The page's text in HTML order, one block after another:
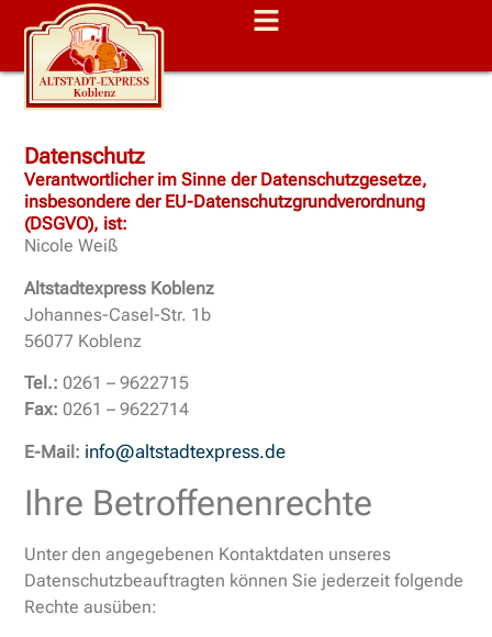
Datenschutz
Verantwortlicher im Sinne der Datenschutzgesetze,
insbesondere der EU-Datenschutzgrundverordnung
(DSGVO), ist:
Nicole Weiß
Altstadtexpress Koblenz
Johannes-Casel-Str. 1b
56077 Koblenz
Tel.: 0261 – 9622715
Fax: 0261 – 9622714
E-Mail: info@altstadtexpress.de
Ihre Betroffenenrechte
Unter den angegebenen Kontaktdaten unseres
Datenschutzbeauftragten können Sie jederzeit folgende
Rechte ausüben: